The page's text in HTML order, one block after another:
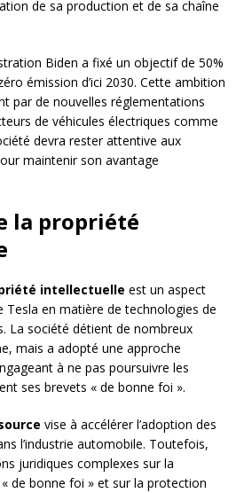
de sa production et de sa chaîne
Biden a fixé un objectif de 50%
émission d’ici 2030. Cette ambition
par de nouvelles réglementations
de véhicules électriques comme
devra rester attentive aux
maintenir son avantage
la propriété
intellectuelle est un aspect
Tesla en matière de technologies de
La société détient de nombreux
mais a adopté une approche
à ne pas poursuivre les
ses brevets « de bonne foi ».
vise à accélérer l’adoption des
l’industrie automobile. Toutefois,
juridiques complexes sur la
de bonne foi » et sur la protection